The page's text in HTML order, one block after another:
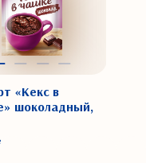
«Кекс в
шоколадный,